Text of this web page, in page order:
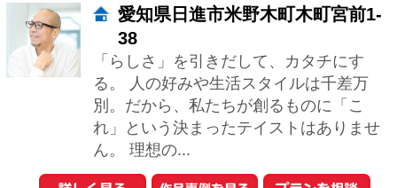
おウチの耐震診断が自分でできる
iPhoneアプリ「耐震コロコロ。」
をリリースしました！
住まいの関連サイトへ
工務店とリフォーム